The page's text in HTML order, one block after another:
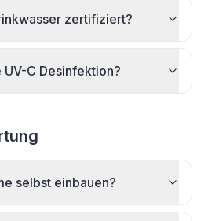
zertifiziert?
C Desinfektion?
selbst einbauen?